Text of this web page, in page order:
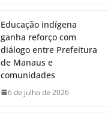
Educação indígena
ganha reforço com
diálogo entre Prefeitura
de Manaus e
comunidades
6 de julho de 2026